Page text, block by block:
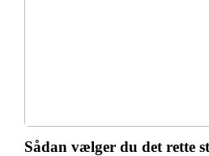
Sådan vælger du det rette